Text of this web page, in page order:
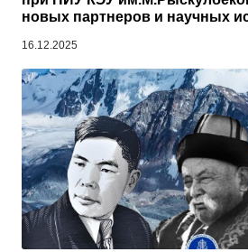
новых партнеров и научных
16.12.2025